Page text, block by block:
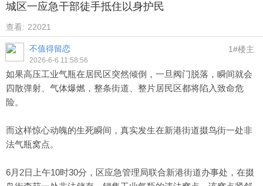
城区一应急干部徒手抵住以身护民
查看: 22021
不值得留恋
2026-6-6 11:58:56
1#楼主
如果高压工业气瓶在居民区突然倾倒，一旦阀门脱落，瞬间就会
四散弹射、气体爆燃，整条街道、整片居民区都将陷入致命危
险。
而这样惊心动魄的生死瞬间，真实发生在新港街道掇鸟街一处非
法气瓶窝点。
6月2日上午10时30分，区应急管理局联合新港街道办事处，在掇